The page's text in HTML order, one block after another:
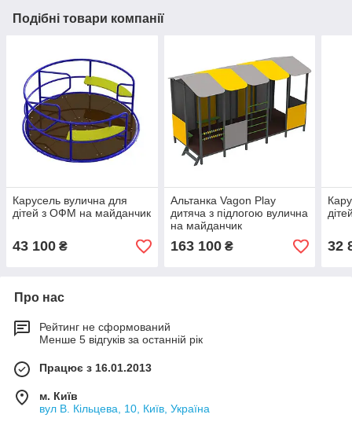
Подібні товари компанії
Карусель вулична для
дітей з ОФМ на майданчик
43 100 ₴
Альтанка Vagon Play
дитяча з підлогою вулична
на майданчик
163 100₴ 32
Про нас
Рейтинг не сформований
Менше 5 відгуків за останній рік
Працює з 16.01.2013
м. Київ
вул В. Кільцева, 10, Київ, Україна